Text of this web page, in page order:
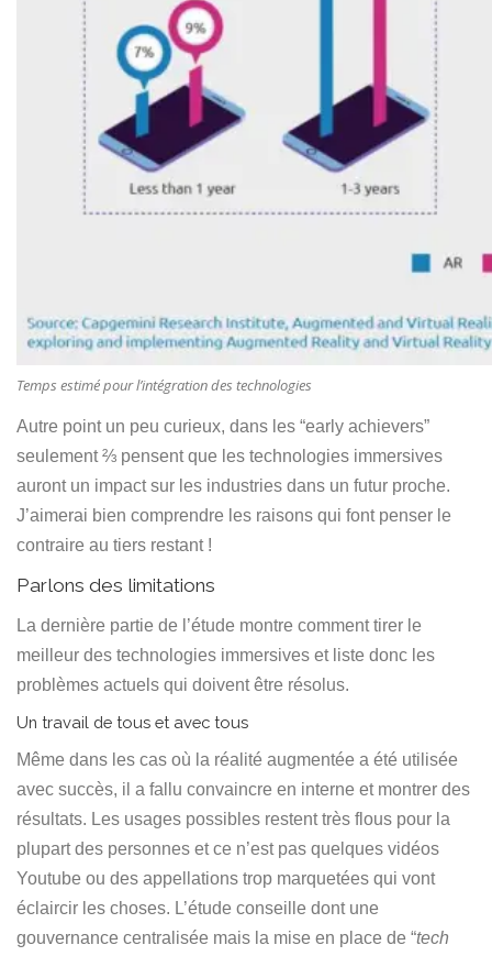
Temps estimé pour l’intégration des technologies
Autre point un peu curieux, dans les “early achievers”
seulement ⅔ pensent que les technologies immersives
auront un impact sur les industries dans un futur proche.
J’aimerai bien comprendre les raisons qui font penser le
contraire au tiers restant !
Parlons des limitations
La dernière partie de l’étude montre comment tirer le
meilleur des technologies immersives et liste donc les
problèmes actuels qui doivent être résolus.
Un travail de tous et avec tous
Même dans les cas où la réalité augmentée a été utilisée
avec succès, il a fallu convaincre en interne et montrer des
résultats. Les usages possibles restent très flous pour la
plupart des personnes et ce n’est pas quelques vidéos
Youtube ou des appellations trop marquetées qui vont
éclaircir les choses. L’étude conseille dont une
gouvernance centralisée mais la mise en place de “tech